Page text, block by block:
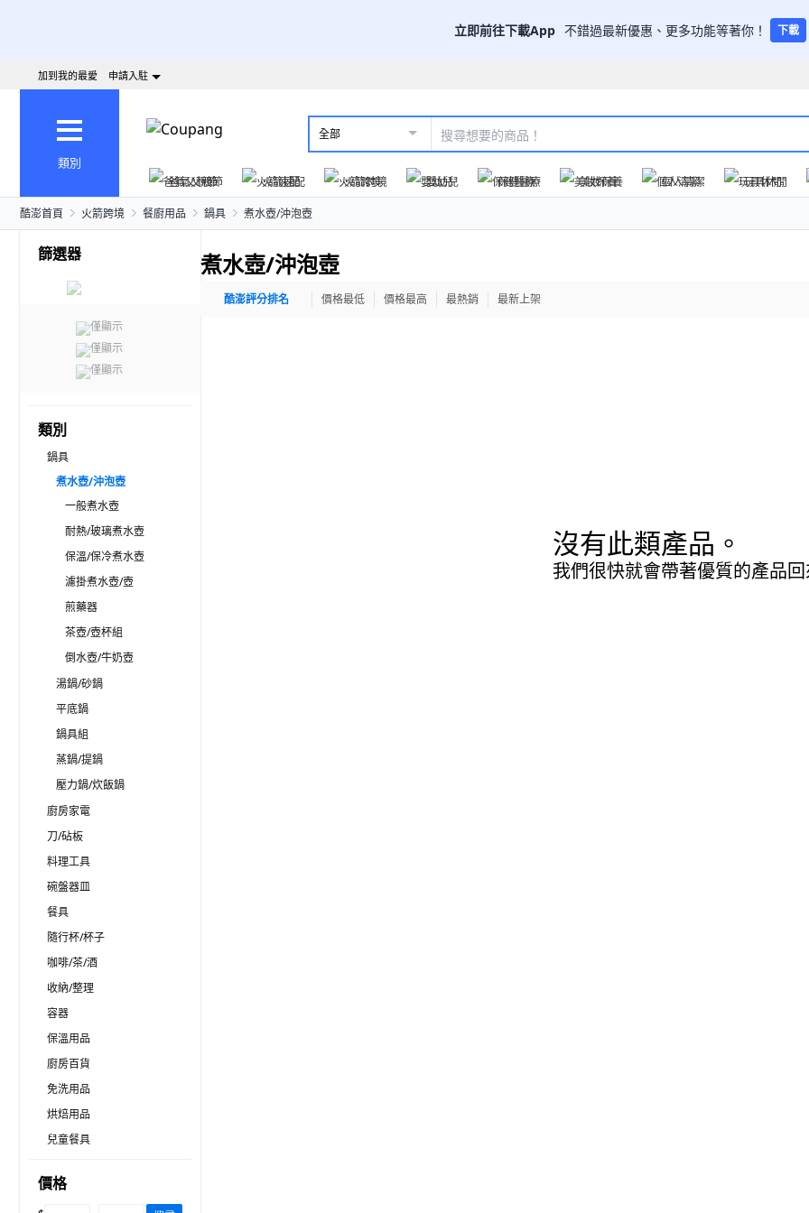
立即前往下載App 不錯過最新優惠、更多功能等著你！ 下載
加到我的最愛 申請入駐
類別
全部
爸氣父親節 火箭速配 火箭跨境 嬰幼兒 保健醫療 美妝保養 個人清潔 玩具休閒
酷澎首頁 火箭跨境 餐廚用品 鍋具 煮水壺/沖泡壺
篩選器
僅顯示
僅顯示
僅顯示
類別
鍋具
煮水壺/沖泡壺
一般煮水壺
耐熱/玻璃煮水壺
保溫/保冷煮水壺
濾掛煮水壺/壺
煎藥器
茶壺/壺杯組
倒水壺/牛奶壺
湯鍋/砂鍋
平底鍋
鍋具組
蒸鍋/提鍋
壓力鍋/炊飯鍋
廚房家電
刀/砧板
料理工具
碗盤器皿
餐具
隨行杯/杯子
咖啡/茶/酒
收納/整理
容器
保溫用品
廚房百貨
免洗用品
烘焙用品
兒童餐具
價格
煮水壺/沖泡壺
酷澎評分排名 價格最低 價格最高 最熱銷 最新上架
沒有此類產品。
我們很快就會帶著優質的產品